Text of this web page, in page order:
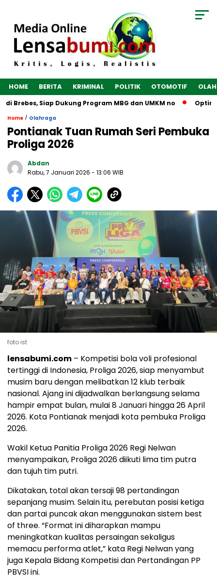
HOME BERITA KRIMINAL POLITIK OTOMOTIF
Siap Dukung Program MBG dan UMKM no
Home / Olahraga
Pontianak Tuan Rumah Seri Pembuka
Proliga 2026
Abdan
Rabu, 7 Januari 2026 - 13:06 WIB
foto ist
lensabumi.com – Kompetisi bola voli profesional
tertinggi di Indonesia, Proliga 2026, siap menyambut
musim baru dengan melibatkan 12 klub terbaik
nasional. Ajang ini dijadwalkan berlangsung selama
hampir empat bulan, mulai 8 Januari hingga 26 April
2026. Kota Pontianak menjadi kota pembuka Proliga
2026.
Wakil Ketua Panitia Proliga 2026 Regi Nelwan
menyampaikan, Proliga 2026 diikuti lima tim putra
dan tujuh tim putri.
Dikatakan, total akan tersaji 98 pertandingan
sepanjang musim. Selain itu, perebutan posisi ketiga
dan partai puncak akan menggunakan sistem best
of three. “Format ini diharapkan mampu
meningkatkan kualitas persaingan sekaligus
memacu performa atlet,” kata Regi Nelwan yang
juga Kepala Bidang Kompetisi dan Pertandingan PP
PBVSI ini.